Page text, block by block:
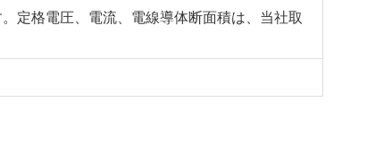
定格電圧、電流、電線導体断面積は、当社取